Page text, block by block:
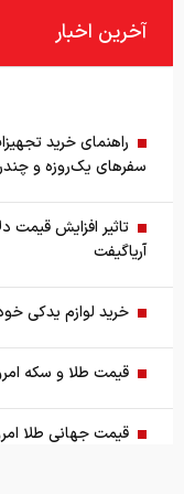
آخرین اخبار
راهنمای خرید
سفرهای یک‌روزه و
تاثیر افزایش قیمت
آریاگیفت
خرید لوازم یدکی
قیمت طلا و سکه امروز پنج
قیمت جهانی طلا امروز ۱۴۰۵/